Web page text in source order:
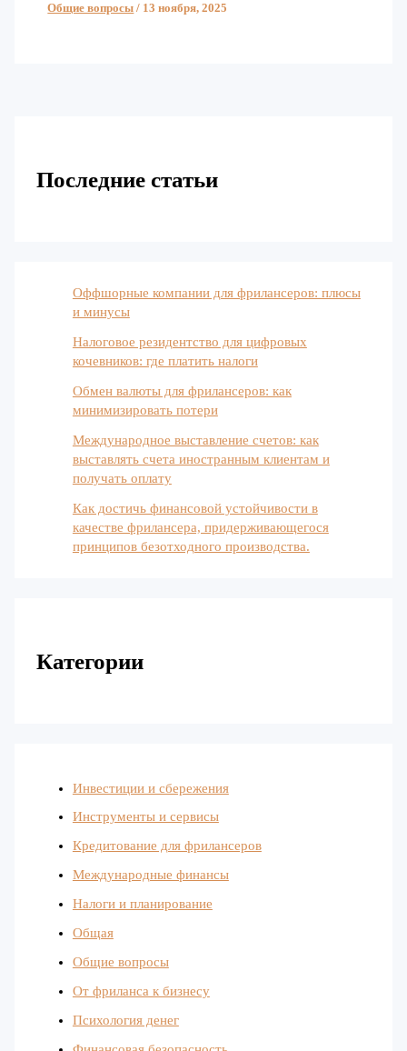
Общие вопросы / 13 ноября, 2025
Последние статьи
Оффшорные компании для фрилансеров: плюсы
и минусы
Налоговое резидентство для цифровых
кочевников: где платить налоги
Обмен валюты для фрилансеров: как
минимизировать потери
Международное выставление счетов: как
выставлять счета иностранным клиентам и
получать оплату
Как достичь финансовой устойчивости в
качестве фрилансера, придерживающегося
принципов безотходного производства.
Категории
Инвестиции и сбережения
Инструменты и сервисы
Кредитование для фрилансеров
Международные финансы
Налоги и планирование
Общая
Общие вопросы
От фриланса к бизнесу
Психология денег